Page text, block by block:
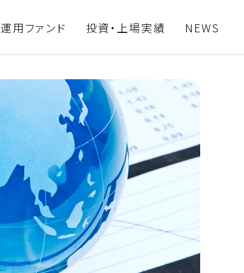
運用ファンド 投資・上場実績 NEWS